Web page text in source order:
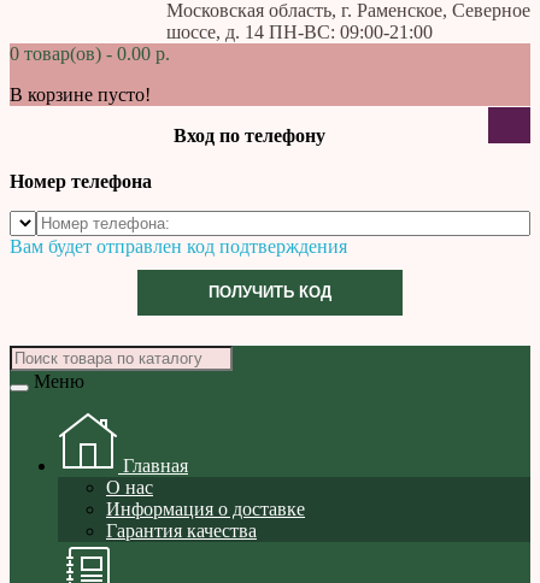
Московская область, г. Раменское, Северное
шоссе, д. 14 ПН-ВС: 09:00-21:00
0 товар(ов) - 0.00 р.
В корзине пусто!
Вход по телефону
Номер телефона
Вам будет отправлен код подтверждения
ПОЛУЧИТЬ КОД
Меню
Главная
О нас
Информация о доставке
Гарантия качества